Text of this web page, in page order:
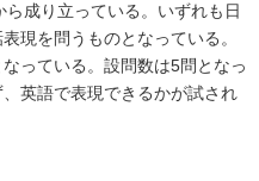
成り立っている。いずれも日
現を問うものとなっている。
っている。設問数は5問となっ
英語で表現できるかが試され